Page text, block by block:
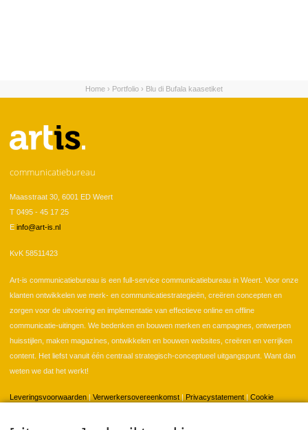
U bent hier
Home › Portfolio › Blu di Bufala kaasetiket
communicatiebureau
Maasstraat 30, 6001 ED Weert
T 0495 - 45 17 25
E info@art-is.nl
KvK 58511423
Art-is communicatiebureau is een full-service communicatiebureau in Weert. Voor onze
klanten ontwikkelen we merk- en communicatiestrategieën, creëren concepten en
zorgen voor de uitvoering en implementatie van effectieve online en offline
communicatie-uitingen. We bedenken en bouwen merken en campagnes, ontwerpen
huisstijlen, maken magazines, ontwikkelen en bouwen websites, creëren en verrijken
content. Het liefst vanuit één centraal strategisch-conceptueel uitgangspunt. Want dan
weten we dat het werkt!
Leveringsvoorwaarden Verwerkersovereenkomst Privacystatement
Cookie